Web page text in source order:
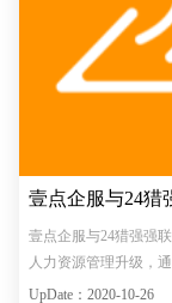
壹点企服与24猎
壹点企服与24猎强强
人力资源管理升级，
https://
UpDate：2020-10-26